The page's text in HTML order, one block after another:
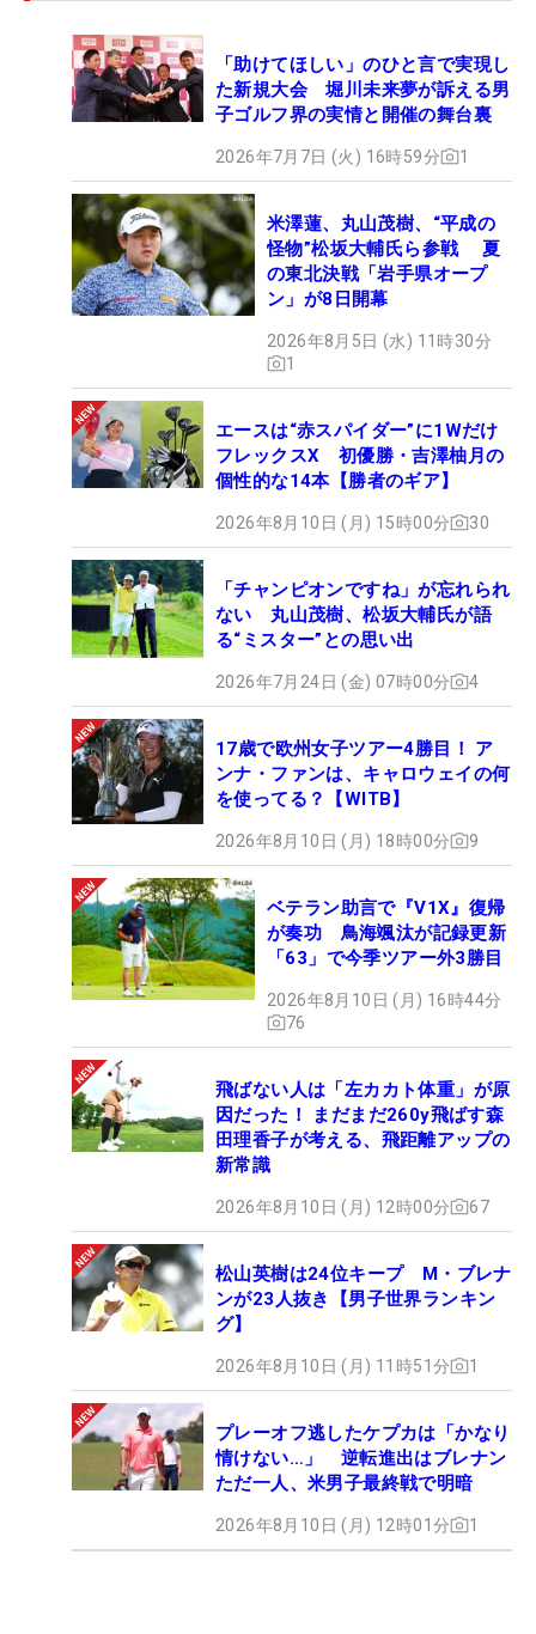
「助けてほしい」のひと言で実現し
た新規大会 堀川未来夢が訴える男
子ゴルフ界の実情と開催の舞台裏
2026年7月7日 (火) 16時59分 1
米澤蓮、丸山茂樹、“平成の
怪物”松坂大輔氏ら参戦 夏
の東北決戦「岩手県オープ
ン」が8日開幕
2026年8月5日 (水) 11時30分
1
エースは“赤スパイダー”に1Wだけ
フレックスX 初優勝・吉澤柚月の
個性的な14本【勝者のギア】
2026年8月10日 (月) 15時00分 30
「チャンピオンですね」が忘れられ
ない 丸山茂樹、松坂大輔氏が語
る“ミスター”との思い出
2026年7月24日 (金) 07時00分 4
17歳で欧州女子ツアー4勝目！ ア
ンナ・ファンは、キャロウェイの何
を使ってる？【WITB】
2026年8月10日 (月) 18時00分 9
ベテラン助言で『V1X』復帰
が奏功 鳥海颯汰が記録更新
「63」で今季ツアー外3勝目
2026年8月10日 (月) 16時44分
76
飛ばない人は「左カカト体重」が原
因だった！ まだまだ260y飛ばす森
田理香子が考える、飛距離アップの
新常識
2026年8月10日 (月) 12時00分 67
松山英樹は24位キープ M・ブレナ
ンが23人抜き【男子世界ランキン
グ】
2026年8月10日 (月) 11時51分 1
プレーオフ逃したケプカは「かなり
情けない…」 逆転進出はブレナン
ただ一人、米男子最終戦で明暗
2026年8月10日 (月) 12時01分 1